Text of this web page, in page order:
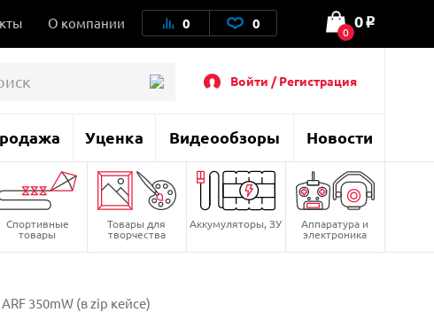
О компании 0 0 0
0 o
Войти / Регистрация
Уценка Видеообзоры Новости
Спортивные
товары
Товары для
творчества
Аккумуляторы, ЗУ Аппаратура и
электроника
350mW (в zip кейсе)